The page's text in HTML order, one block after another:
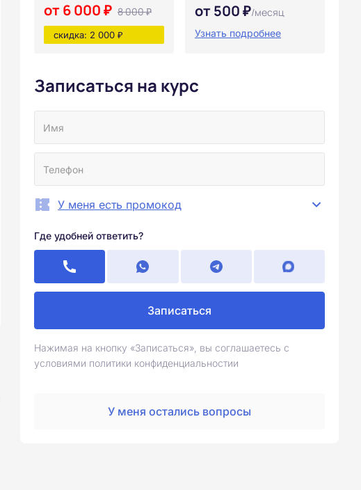
от 6 000 ₽ 8 000 ₽
скидка: 2 000 ₽
от 500 ₽/месяц
Узнать подробнее
Записаться на курс
У меня есть промокод
Где удобней ответить?
Записаться
Нажимая на кнопку «Записаться», вы соглашаетесь с
условиями политики конфиденциальностии
У меня остались вопросы